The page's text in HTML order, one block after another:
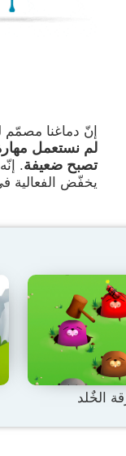
إنّ دماغنا مصمّم
لم نستعمل
تصبح ضعيفة.
يخفّض الفعالية
الخٌلد